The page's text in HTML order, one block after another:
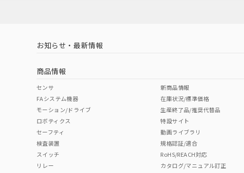
中国 RoHS 注意事項・凡例
中国 RoHS表
Pb Hg Cr(VI)
（イギリス
（ノルウェー
お知らせ・最新情報
商品情報
センサ
FAシステム機器
モーション/ドライブ
ロボティクス
セーフティ
検査装置
スイッチ
リレー
新商品情報
在庫状況/標準価格
生産終了品/推奨代替品
特設サイト
動画ライブラリ
規格認証/適合
RoHS/REACH対応
カタログ/マニュアル訂正